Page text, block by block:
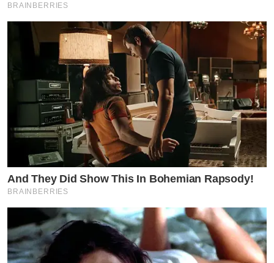
BRAINBERRIES
And They Did Show This In Bohemian Rapsody!
BRAINBERRIES